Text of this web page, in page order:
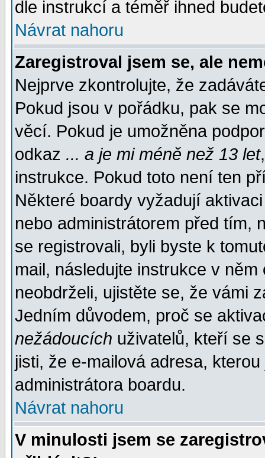
dle instrukcí a téměř ihned
Návrat nahoru
Zaregistroval jsem se, ale
Nejprve zkontrolujte, že
Pokud jsou v pořádku, pak se
věcí. Pokud je umožněna
odkaz ... a je mi méně než 13 let
instrukce. Pokud toto není ten
Některé boardy vyžadují
nebo administrátorem před tím,
se registrovali, byli byste k
mail, následujte instrukce v
neobdrželi, ujistěte se, že vámi
Jedním důvodem, proč se
nežádoucích uživatelů, kteří se
jisti, že e-mailová adresa,
administrátora boardu.
Návrat nahoru
V minulosti jsem se